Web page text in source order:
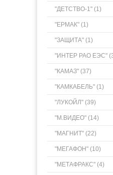
"ДЕТСТВО-1" (1)
"ЕРМАК" (1)
"ЗАЩИТА" (1)
"ИНТЕР РАО ЕЭС"
"КАМАЗ" (37)
"КАМКАБЕЛЬ" (1)
"ЛУКОЙЛ" (39)
"М.ВИДЕО" (14)
"МАГНИТ" (22)
"МЕГАФОН" (10)
"МЕТАФРАКС" (4)